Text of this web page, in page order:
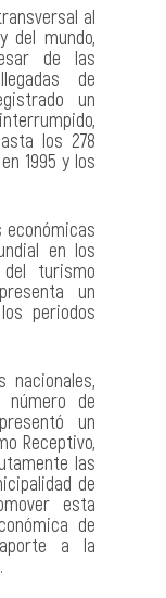
al
del mundo,
de las
de
un
los 278
1995 y los
económicas
en los
del turismo
un
periodos
de
un
Receptivo,
las
de
esta
de
a la